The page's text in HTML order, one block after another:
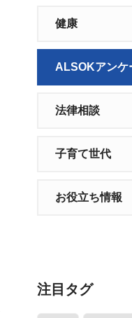
健康
ALSOKアンケ
法律相談
子育て世代
お役立ち情報
注目タグ